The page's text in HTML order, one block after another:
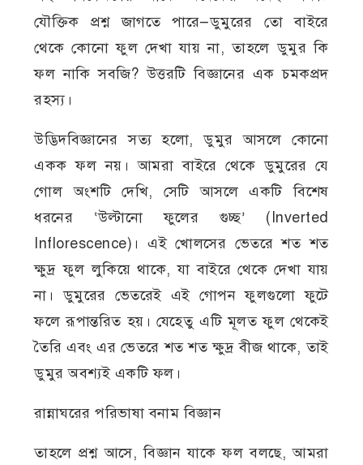
যৌক্তিক প্রশ্ন জাগতে পারে—ডুমুরের তো বাইরে
থেকে কোনো ফুল দেখা যায় না, তাহলে ডুমুর কি
ফল নাকি সবজি? উত্তরটি বিজ্ঞানের এক চমকপ্রদ
রহস্য।
উদ্ভিদবিজ্ঞানের সত্য হলো, ডুমুর আসলে কোনো
একক ফল নয়। আমরা বাইরে থেকে ডুমুরের যে
গোল অংশটি দেখি, সেটি আসলে একটি বিশেষ
ধরনের ‘উল্টানো ফুলের গুচ্ছ’ (Inverted
Inflorescence)। এই খোলসের ভেতরে শত শত
ক্ষুদ্র ফুল লুকিয়ে থাকে, যা বাইরে থেকে দেখা যায়
না। ডুমুরের ভেতরেই এই গোপন ফুলগুলো ফুটে
ফলে রূপান্তরিত হয়। যেহেতু এটি মূলত ফুল থেকেই
তৈরি এবং এর ভেতরে শত শত ক্ষুদ্র বীজ থাকে, তাই
ডুমুর অবশ্যই একটি ফল।
রান্নাঘরের পরিভাষা বনাম বিজ্ঞান
তাহলে প্রশ্ন আসে, বিজ্ঞান যাকে ফল বলছে, আমরা